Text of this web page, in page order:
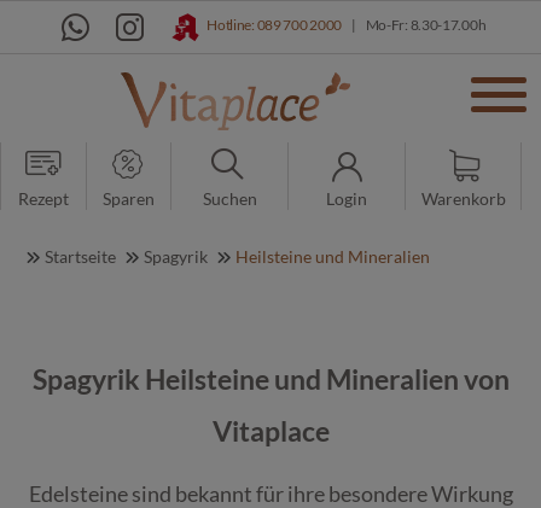
Hotline: 089 700 2000 | Mo-Fr: 8.30-17.00h
Rezept Sparen Suchen Login Warenkorb
Startseite Spagyrik Heilsteine und Mineralien
Spagyrik Heilsteine und Mineralien von
Vitaplace
Edelsteine sind bekannt für ihre besondere Wirkung